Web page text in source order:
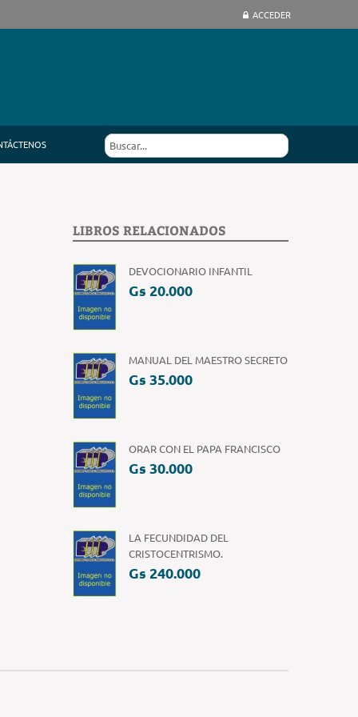
ACCEDER
LIBROS RELACIONADOS
DEVOCIONARIO INFANTIL
Gs 20.000
MANUAL DEL MAESTRO SECRETO
Gs 35.000
ORAR CON EL PAPA FRANCISCO
Gs 30.000
LA FECUNDIDAD DEL
CRISTOCENTRISMO.
Gs 240.000